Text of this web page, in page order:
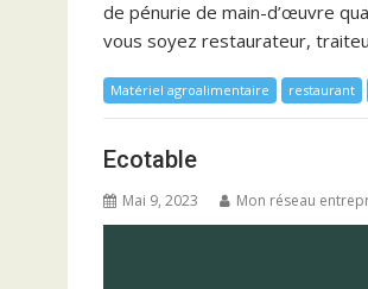
de pénurie de main-d’œuvre
vous soyez restaurateur,
Matériel agroalimentaire restaurant
Ecotable
Mai 9, 2023 Mon réseau